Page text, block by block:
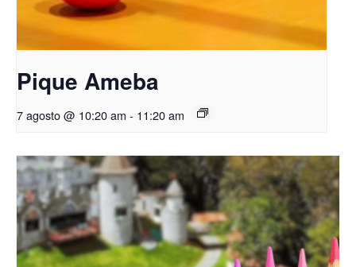
Pique Ameba
7 agosto @ 10:20 am - 11:20 am